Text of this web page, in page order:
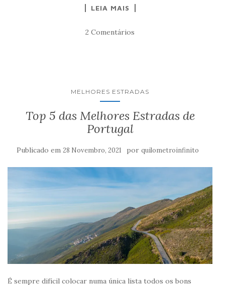
LEIA MAIS
2 Comentários
MELHORES ESTRADAS
Top 5 das Melhores Estradas de
Portugal
Publicado em 28 Novembro, 2021 por quilometroinfinito
É sempre difícil colocar numa única lista todos os bons